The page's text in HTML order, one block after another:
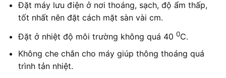
Đặt máy lưu điện ở nơi thoáng, sạch, độ ẩm thấp,
tốt nhất nên đặt cách mặt sàn vài cm.
Đặt ở nhiệt độ môi trường không quá 40 0C.
Không che chắn cho máy giúp thông thoáng quá
trình tản nhiệt.